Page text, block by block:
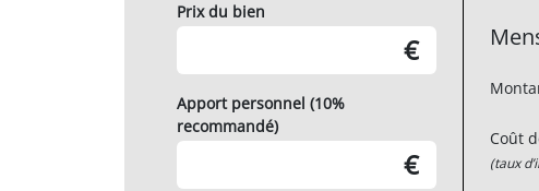
Prix du bien
€
Apport personnel (10%
recommandé)
€
Coût
(taux